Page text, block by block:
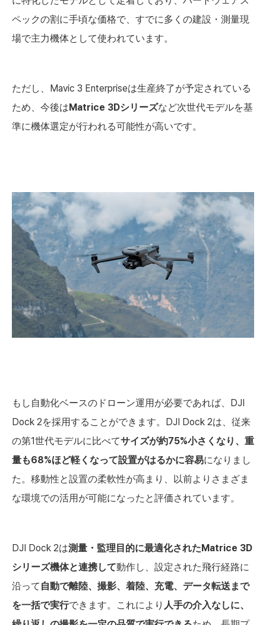
ペックの割に手頃な価格で、すでに多くの建設・測量現
場で主力機体として使われています。
ただし、Mavic 3 Enterpriseは生産終了が予定されている
ため、今後は Matrice 3Dシリーズなど次世代モデルを基
準に機体選定が行われる可能性が高いです。
もし自動化ベースのドローン運用が必要であれば、DJI
Dock 2を採用することができます。DJI Dock 2は、従来
の第1世代モデルに比べてサイズが約75%小さくなり、重
量も68%ほど軽くなって設置がはるかに容易になりまし
た。移動性と設置の柔軟性が高まり、以前よりさまざま
な環境での活用が可能になったと評価されています。
DJI Dock 2は測量・監理目的に最適化されたMatrice 3D
シリーズ機体と連携して動作し、設定された飛行経路に
沿って 自動で離陸、撮影、着陸、充電、データ転送まで
を一括で実行できます。これにより 人手の介入なしに、